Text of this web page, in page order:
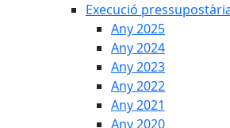
Execució
Any 2025
Any 2024
Any 2023
Any 2022
Any 2021
Any 2020